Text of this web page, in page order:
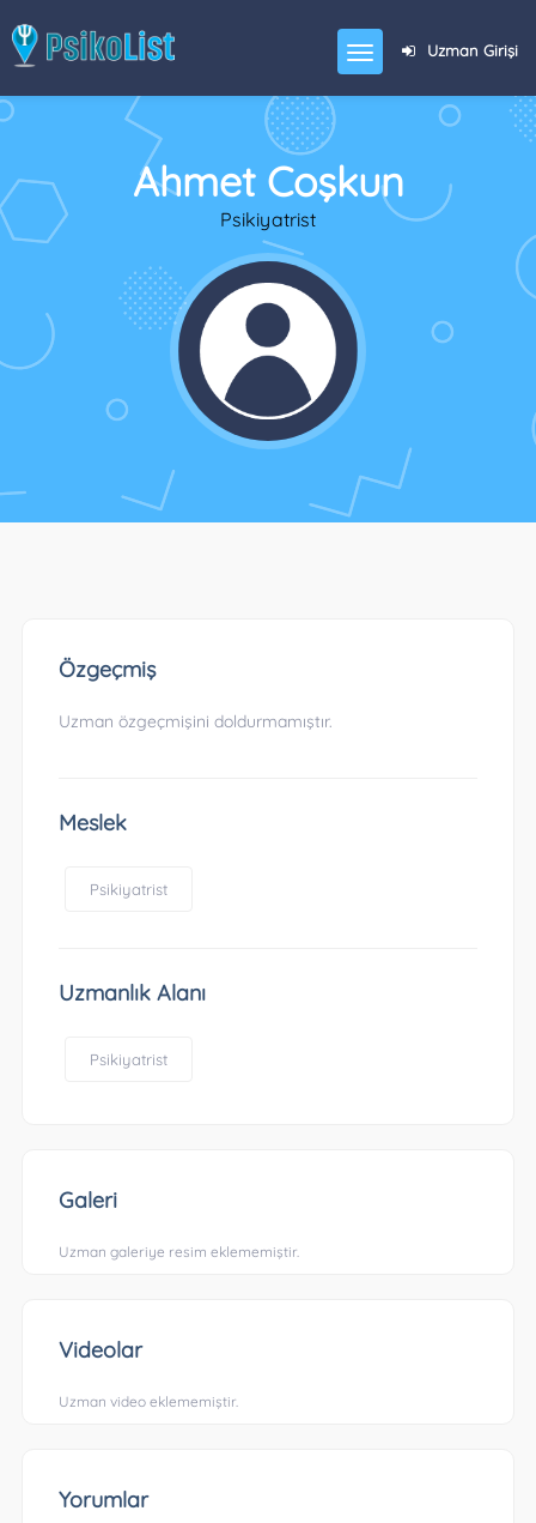
Uzman Girişi
Ahmet Coşkun
Psikiyatrist
Özgeçmiş
Uzman özgeçmişini doldurmamıştır.
Meslek
Psikiyatrist
Uzmanlık Alanı
Psikiyatrist
Galeri
Uzman galeriye resim eklememiştir.
Videolar
Uzman video eklememiştir.
Yorumlar